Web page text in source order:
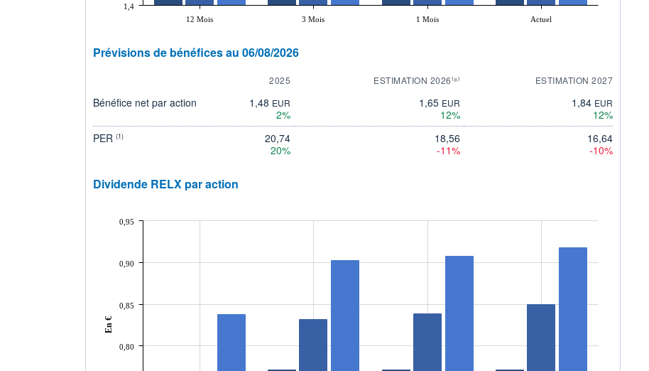
12 Mois 3 Mois 1 Mois Actuel
1,4
Prévisions de bénéfices au 06/08/2026
2025 ESTIMATION 2026⁽⁸⁾ ESTIMATION 2027
Bénéfice net par action 1,48 EUR
2%
1,65 EUR
12%
1,84 EUR
12%
PER (1)
20,74
20%
18,56
-11%
16,64
-10%
Dividende RELX par action
0,80
0,85
0,90
0,95
En €